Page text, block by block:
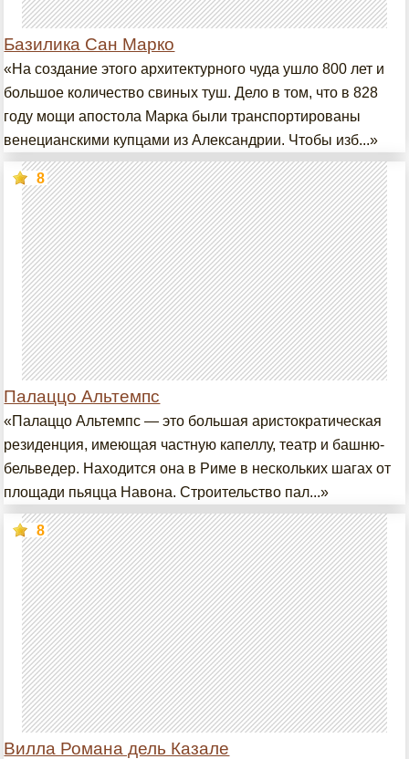
Базилика Сан Марко
«На создание этого архитектурного чуда ушло 800 лет и
большое количество свиных туш. Дело в том, что в 828
году мощи апостола Марка были транспортированы
венецианскими купцами из Александрии. Чтобы изб...»
Палаццо Альтемпс
8
«Палаццо Альтемпс — это большая аристократическая
резиденция, имеющая частную капеллу, театр и башню-
бельведер. Находится она в Риме в нескольких шагах от
площади пьяцца Навона. Строительство пал...»
Вилла Романа дель Казале
8